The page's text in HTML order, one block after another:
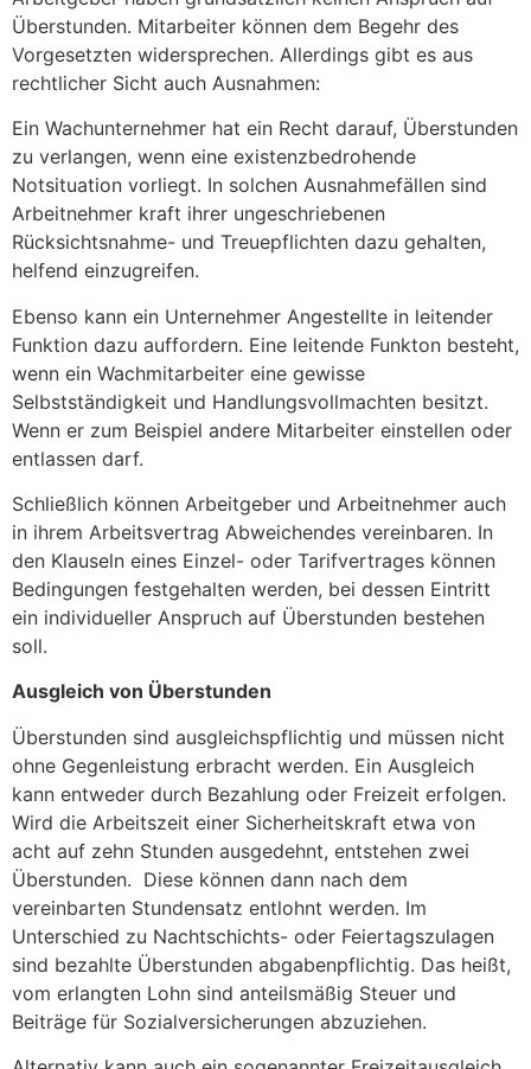
Überstunden. Mitarbeiter können dem Begehr des
Vorgesetzten widersprechen. Allerdings gibt es aus
rechtlicher Sicht auch Ausnahmen:
Ein Wachunternehmer hat ein Recht darauf, Überstunden
zu verlangen, wenn eine existenzbedrohende
Notsituation vorliegt. In solchen Ausnahmefällen sind
Arbeitnehmer kraft ihrer ungeschriebenen
Rücksichtsnahme- und Treuepflichten dazu gehalten,
helfend einzugreifen.
Ebenso kann ein Unternehmer Angestellte in leitender
Funktion dazu auffordern. Eine leitende Funkton besteht,
wenn ein Wachmitarbeiter eine gewisse
Selbstständigkeit und Handlungsvollmachten besitzt.
Wenn er zum Beispiel andere Mitarbeiter einstellen oder
entlassen darf.
Schließlich können Arbeitgeber und Arbeitnehmer auch
in ihrem Arbeitsvertrag Abweichendes vereinbaren. In
den Klauseln eines Einzel- oder Tarifvertrages können
Bedingungen festgehalten werden, bei dessen Eintritt
ein individueller Anspruch auf Überstunden bestehen
soll.
Ausgleich von Überstunden
Überstunden sind ausgleichspflichtig und müssen nicht
ohne Gegenleistung erbracht werden. Ein Ausgleich
kann entweder durch Bezahlung oder Freizeit erfolgen.
Wird die Arbeitszeit einer Sicherheitskraft etwa von
acht auf zehn Stunden ausgedehnt, entstehen zwei
Überstunden. Diese können dann nach dem
vereinbarten Stundensatz entlohnt werden. Im
Unterschied zu Nachtschichts- oder Feiertagszulagen
sind bezahlte Überstunden abgabenpflichtig. Das heißt,
vom erlangten Lohn sind anteilsmäßig Steuer und
Beiträge für Sozialversicherungen abzuziehen.